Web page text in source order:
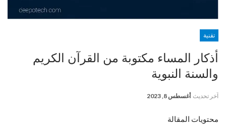
تقنية
أذكار المساء مكتوبة من القرآن الكريم
والسنة النبوية
آخر تحديث أغسطس 8, 2023
محتويات المقالة